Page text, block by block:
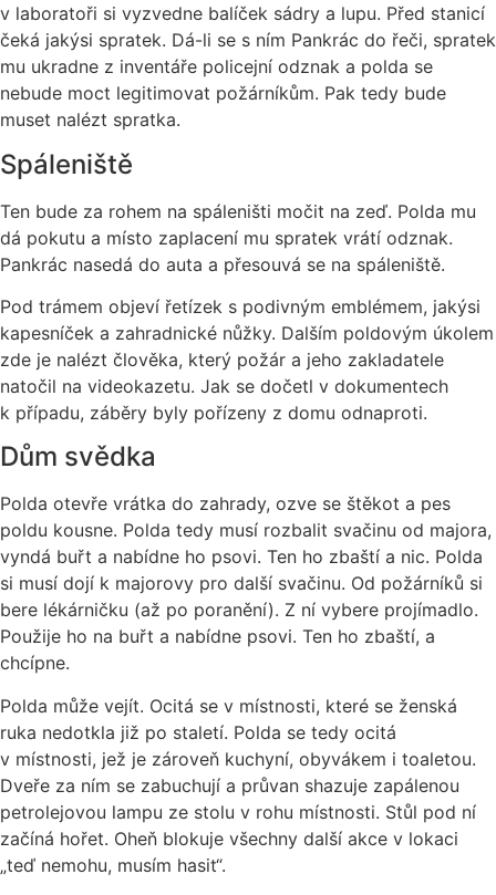
v laboratoři si vyzvedne balíček sádry a lupu. Před stanicí
čeká jakýsi spratek. Dá-li se s ním Pankrác do řeči, spratek
mu ukradne z inventáře policejní odznak a polda se
nebude moct legitimovat požárníkům. Pak tedy bude
muset nalézt spratka.
Spáleniště
Ten bude za rohem na spáleništi močit na zeď. Polda mu
dá pokutu a místo zaplacení mu spratek vrátí odznak.
Pankrác nasedá do auta a přesouvá se na spáleniště.
Pod trámem objeví řetízek s podivným emblémem, jakýsi
kapesníček a zahradnické nůžky. Dalším poldovým úkolem
zde je nalézt člověka, který požár a jeho zakladatele
natočil na videokazetu. Jak se dočetl v dokumentech
k případu, záběry byly pořízeny z domu odnaproti.
Dům svědka
Polda otevře vrátka do zahrady, ozve se štěkot a pes
poldu kousne. Polda tedy musí rozbalit svačinu od majora,
vyndá buřt a nabídne ho psovi. Ten ho zbaští a nic. Polda
si musí dojí k majorovy pro další svačinu. Od požárníků si
bere lékárničku (až po poranění). Z ní vybere projímadlo.
Použije ho na buřt a nabídne psovi. Ten ho zbaští, a
chcípne.
Polda může vejít. Ocitá se v místnosti, které se ženská
ruka nedotkla již po staletí. Polda se tedy ocitá
v místnosti, jež je zároveň kuchyní, obyvákem i toaletou.
Dveře za ním se zabuchují a průvan shazuje zapálenou
petrolejovou lampu ze stolu v rohu místnosti. Stůl pod ní
začíná hořet. Oheň blokuje všechny další akce v lokaci
„teď nemohu, musím hasit“.